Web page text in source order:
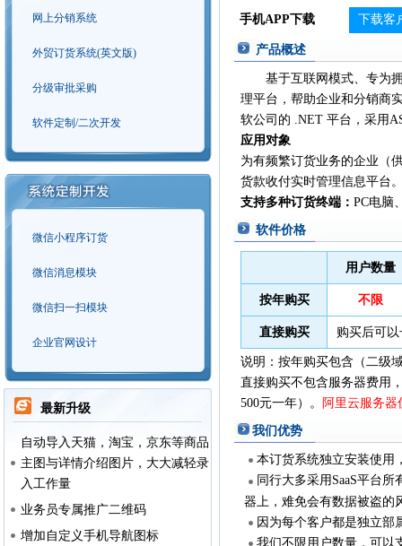
网上分销系统
外贸订货系统(英文版)
分级审批采购
软件定制/二次开发
微信小程序订货
微信消息模块
微信扫一扫模块
企业官网设计
最新升级
自动导入天猫，淘宝，京东等商品
主图与详情介绍图片，大大减轻录
入工作量
业务员专属推广二维码
增加自定义手机导航图标
手机APP下载 下载客
产品概述
基于互联网模式、专为拥
理平台，帮助企业和分销商
软公司的 .NET 平台，采用
应用对象
为有频繁订货业务的企业（
货款收付实时管理信息平台
支持多种订货终端： PC电脑
软件价格
用户数量
按年购买 不限
直接购买 购买后可
说明：按年购买包含（二级
直接购买不包含服务器费用
500元一年）。
阿里云服务
我们优势
本订货系统独立安装使用
同行大多采用SaaS平台
器上，难免会有数据被盗的
因为每个客户都是独立部
我们不限用户数量，可以